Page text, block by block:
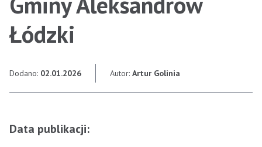
Łódzki
Dodano: 02.01.2026 Autor: Artur Golinia
Data publikacji: